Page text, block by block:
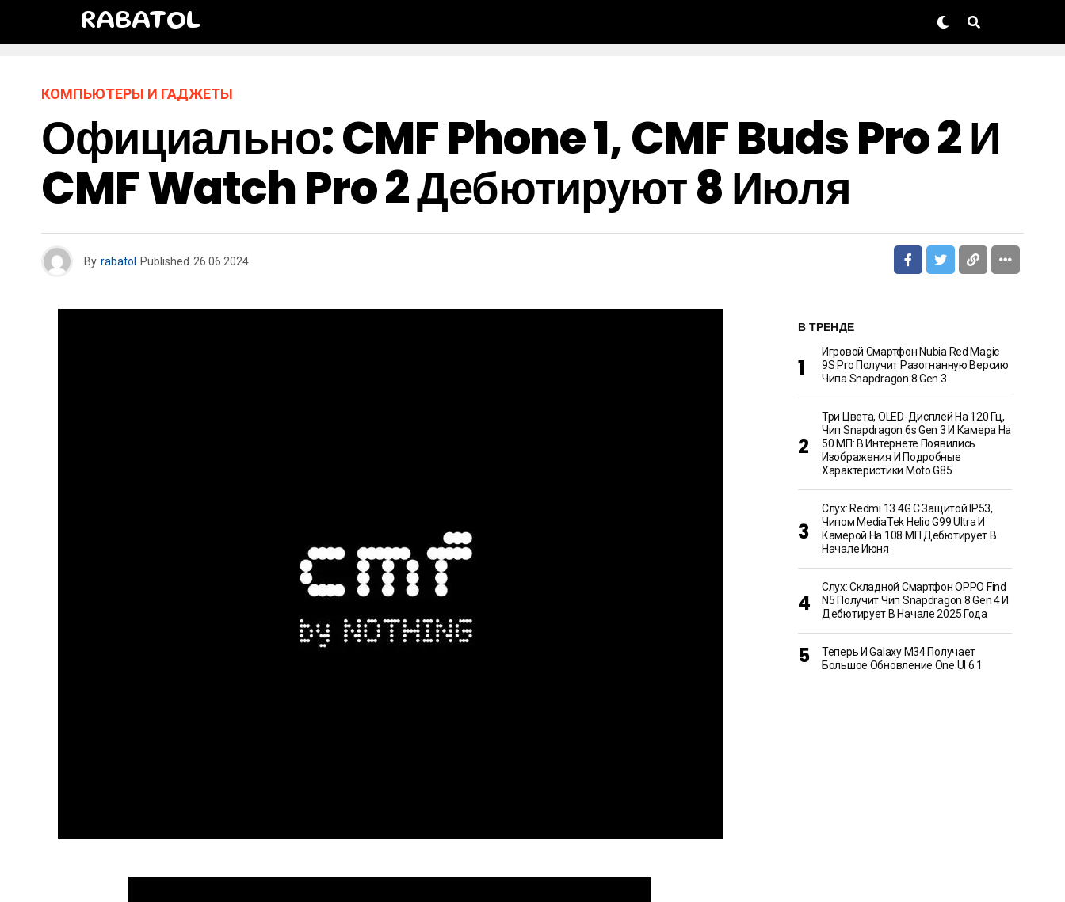
RABATOL
КОМПЬЮТЕРЫ И ГАДЖЕТЫ
Официально: CMF Phone 1, CMF Buds Pro 2 И
CMF Watch Pro 2 Дебютируют 8 Июля
By rabatol Published 26.06.2024
В ТРЕНДЕ
Игровой Смартфон Nubia Red Magic
9S Pro Получит Разогнанную Версию
Чипа Snapdragon 8 Gen 3
Три Цвета, OLED-Дисплей На 120 Гц,
Чип Snapdragon 6s Gen 3 И Камера На
50 МП: В Интернете Появились
Изображения И Подробные
Характеристики Moto G85
Слух: Redmi 13 4G С Защитой IP53,
Чипом MediaTek Helio G99 Ultra И
Камерой На 108 МП Дебютирует В
Начале Июня
Слух: Складной Смартфон OPPO Find
N5 Получит Чип Snapdragon 8 Gen 4 И
Дебютирует В Начале 2025 Года
Теперь И Galaxy M34 Получает
Большое Обновление One UI 6.1